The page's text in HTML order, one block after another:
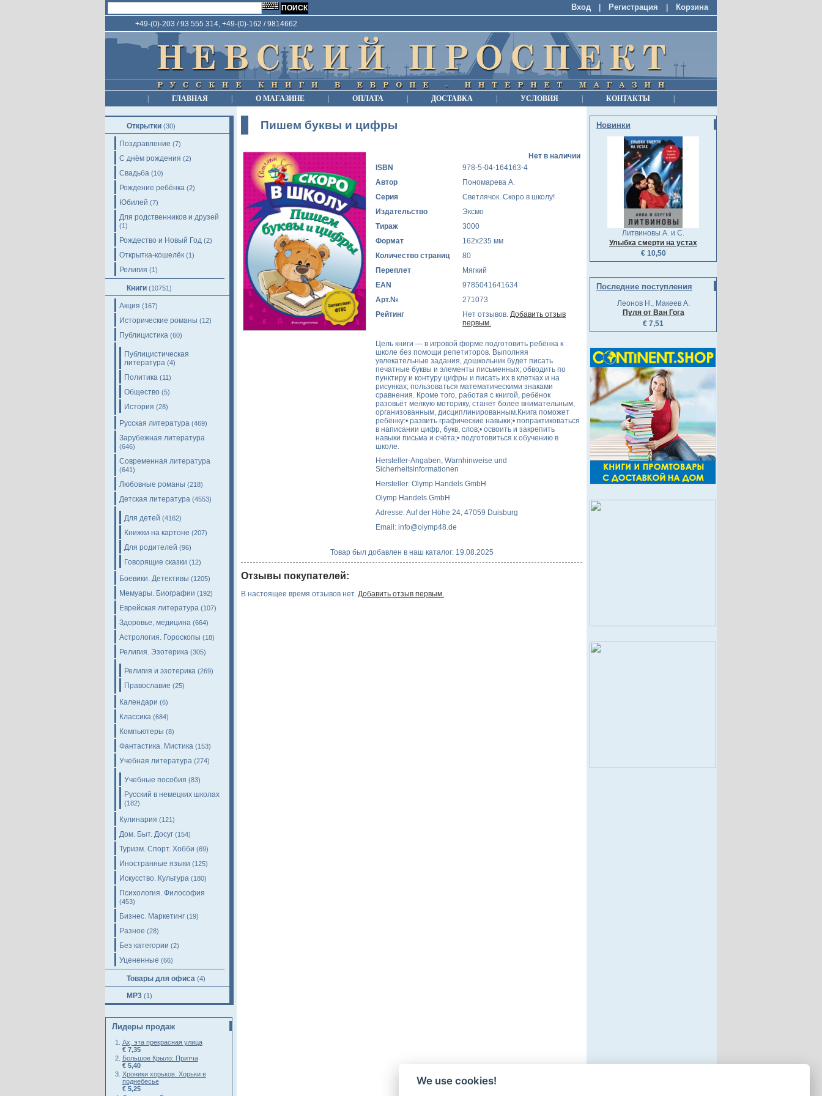
Вход Регистрация Корзина
+49-(0)-203 / 93 555 314, +49-(0)-162 / 9814662
ГЛАВНАЯ О МАГАЗИНЕ ОПЛАТА ДОСТАВКА УСЛОВИЯ КОНТАКТЫ
Открытки (30)
Поздравление (7)
С днём рождения (2)
Свадьба (10)
Рождение ребёнка (2)
Юбилей (7)
Для родственников и друзей
(1)
Рождество и Новый Год (2)
Открытка-кошелёк (1)
Религия (1)
Книги (10751)
Акция (167)
Исторические романы (12)
Публицистика (60)
Публицистическая
литература (4)
Политика (11)
Общество (5)
История (28)
Русская литература (469)
Зарубежная литература
(646)
Современная литература
(641)
Любовные романы (218)
Детская литература (4553)
Для детей (4162)
Книжки на картоне (207)
Для родителей (96)
Говорящие сказки (12)
Боевики. Детективы (1205)
Мемуары. Биографии (192)
Еврейская литература (107)
Здоровье, медицина (664)
Астрология. Гороскопы (18)
Религия. Эзотерика (305)
Религия и эзотерика (269)
Православие (25)
Календари (6)
Классика (684)
Компьютеры (8)
Фантастика. Мистика (153)
Учебная литература (274)
Учебные пособия (83)
Русский в немецких школах
(182)
Кулинария (121)
Дом. Быт. Досуг (154)
Туризм. Спорт. Хобби (69)
Иностранные языки (125)
Искусство. Культура (180)
Психология. Философия
(453)
Бизнес. Маркетинг (19)
Разное (28)
Без категории (2)
Уцененные (66)
Товары для офиса (4)
MP3 (1)
Лидеры продаж
Ах, эта прекрасная улица
€ 7,35
Большое Крыло: Притча
€ 5,40
Хроники хорьков. Хорьки в
поднебесье
€ 5,25
Пишем буквы и цифры
Нет в наличии
ISBN
978-5-04-164163-4
Автор
Пономарева А.
Серия
Светлячок. Скоро в школу!
Издательство
Эксмо
Тираж
3000
Формат
162x235 мм
Количество страниц
80
Переплет
Мягкий
EAN
9785041641634
Арт.№
271073
Рейтинг
Нет отзывов. Добавить отзыв
первым.
Цель книги — в игровой форме подготовить ребёнка к
школе без помощи репетиторов. Выполняя
увлекательные задания, дошкольник будет писать
печатные буквы и элементы письменных; обводить по
пунктиру и контуру цифры и писать их в клетках и на
рисунках; пользоваться математическими знаками
сравнения. Кроме того, работая с книгой, ребёнок
разовьёт мелкую моторику, станет более внимательным,
организованным, дисциплинированным.Книга поможет
ребёнку:• развить графические навыки;• попрактиковаться
в написании цифр, букв, слов;• освоить и закрепить
навыки письма и счёта;• подготовиться к обучению в
школе.
Hersteller-Angaben, Warnhinweise und
Sicherheitsinformationen
Hersteller: Olymp Handels GmbH
Olymp Handels GmbH
Adresse: Auf der Höhe 24, 47059 Duisburg
Email: info@olymp48.de
Товар был добавлен в наш каталог: 19.08.2025
Отзывы покупателей:
В настоящее время отзывов нет. Добавить отзыв первым.
Новинки
Литвиновы А. и С.
Улыбка смерти на устах
€ 10,50
Последние поступления
Леонов Н., Макеев А.
Пуля от Ван Гога
€ 7,51
We use cookies!